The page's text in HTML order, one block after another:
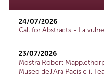
24/07/2026
Call for Abstracts - La
23/07/2026
Mostra Robert
Museo dell'Ara Pacis e il